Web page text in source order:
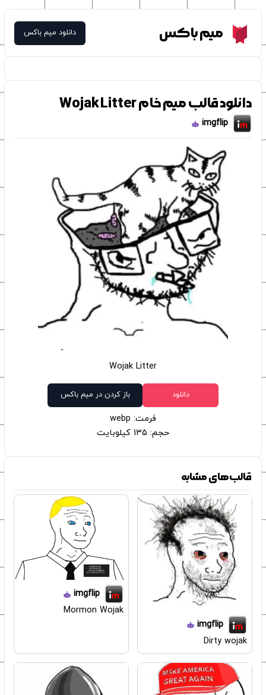
Meme Boxمیم باکس دانلود میم باکس
دانلود قالب میم خام Wojak Litter
imgflip
Wojak Litter
دانلود باز کردن در میم باکس
فرمت: webp
حجم: 135 کیلوبایت
قالب‌های مشابه
imgflip
Dirty wojak
imgflip
Mormon Wojak